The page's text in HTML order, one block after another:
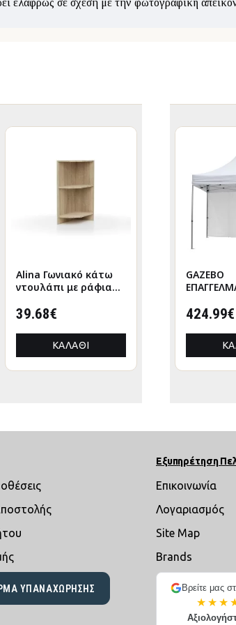
ελαφρώς σε σχέση με την φωτογραφική
Alina Γωνιακό κάτω
ντουλάπι με ράφια
39.68€
ΚΑΛΆΘΙ
GAZEBO
ΕΠΑΓΓΕΛΜΑΤΙΚΟ
CRESSEN HM21097
ΑΛΟΥΜΙΝΙΟΥ
3x3x3,4Yμ
374.99€
ΚΑΛΆΘΙ
GAZEBO
CRESSEN
424.99€
ΥΠΑΝΑΧΏΡΗΣΗΣ
Εξυπηρέτηση
Επικοινωνία
Λογαριασμός
Site Map
Brands
Βρείτε μας